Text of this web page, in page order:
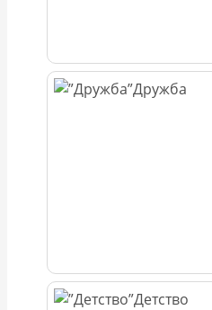
Дружба
Детство